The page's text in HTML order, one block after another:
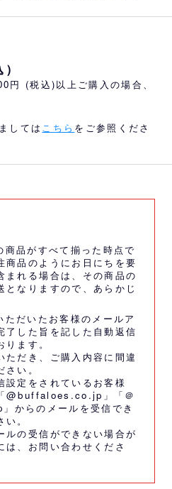
(税込)以上ご購入の場合、
しては こちら をご参照くださ
品がすべて揃った時点で
商品のようにお日にちを要
まれる場合は、その商品の
となりますので、あらかじ
だいたお客様のメールア
了した旨を記した自動返信
ます。
ただき、ご購入内容に間違
い。
設定をされているお客様
@buffaloes.co.jp」「＠
らのメールを受信でき
。
ルの受信ができない場合が
、 お問い合わせくださ